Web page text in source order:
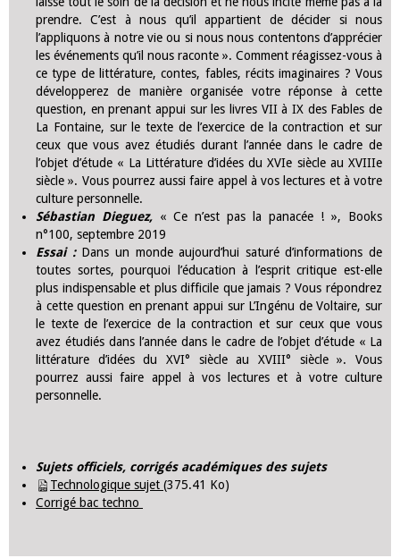
prendre. C’est à nous qu’il appartient de décider si nous
l’appliquons à notre vie ou si nous nous contentons d’apprécier
les événements qu’il nous raconte ». Comment réagissez-vous à
ce type de littérature, contes, fables, récits imaginaires ? Vous
développerez de manière organisée votre réponse à cette
question, en prenant appui sur les livres VII à IX des Fables de
La Fontaine, sur le texte de l’exercice de la contraction et sur
ceux que vous avez étudiés durant l’année dans le cadre de
l’objet d’étude « La Littérature d’idées du XVIe siècle au XVIIIe
siècle ». Vous pourrez aussi faire appel à vos lectures et à votre
culture personnelle.
Sébastian Dieguez, « Ce n’est pas la panacée ! », Books
n°100, septembre 2019
Essai : Dans un monde aujourd’hui saturé d’informations de
toutes sortes, pourquoi l’éducation à l’esprit critique est-elle
plus indispensable et plus difficile que jamais ? Vous répondrez
à cette question en prenant appui sur L’Ingénu de Voltaire, sur
le texte de l’exercice de la contraction et sur ceux que vous
avez étudiés dans l’année dans le cadre de l’objet d’étude « La
littérature d’idées du XVI° siècle au XVIII° siècle ». Vous
pourrez aussi faire appel à vos lectures et à votre culture
personnelle.
Sujets officiels, corrigés académiques des sujets
Technologique sujet (375.41 Ko)
Corrigé bac techno